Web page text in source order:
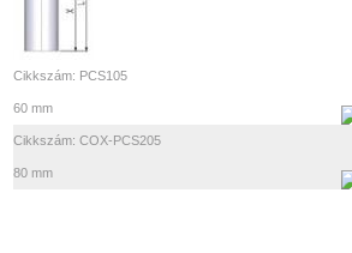
Cikkszám: PCS105
60 mm
Cikkszám: COX-PCS205
80 mm